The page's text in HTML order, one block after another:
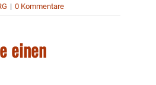
| 0 Kommentare
einen